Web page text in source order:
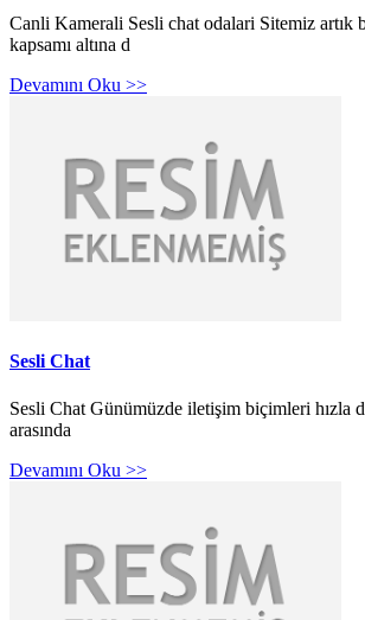
Canli Kamerali Sesli chat odalari Sitemiz artık
kapsamı altına d
Devamını Oku >>
Sesli Chat
Sesli Chat Günümüzde iletişim biçimleri hızla
arasında
Devamını Oku >>